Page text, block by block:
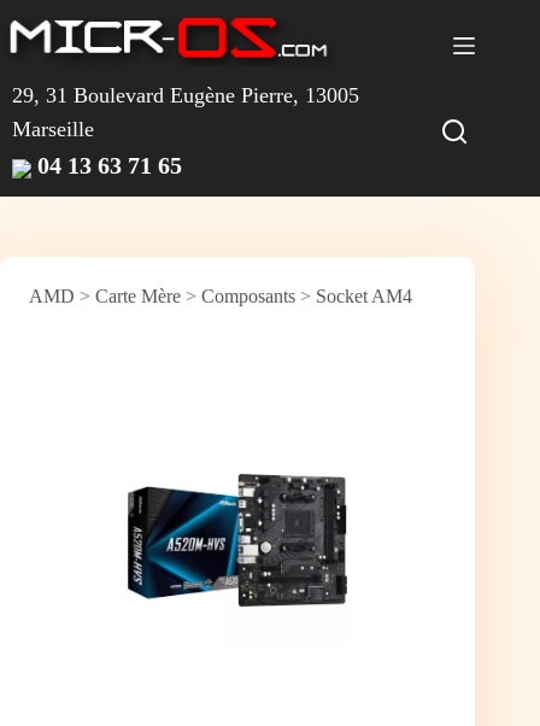
au
contenu
29, 31 Boulevard Eugène Pierre, 13005
Marseille
04 13 63 71 65
AMD > Carte Mère > Composants > Socket AM4